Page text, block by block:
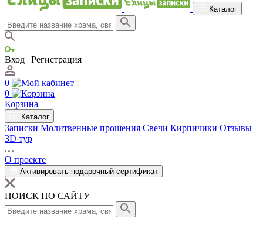
Каталог
Вход | Регистрация
0
0
Корзина
Каталог
Записки Молитвенные прошения Свечи Кирпичики Отзывы
3D тур
О проекте
Активировать подарочный сертификат
ПОИСК ПО САЙТУ